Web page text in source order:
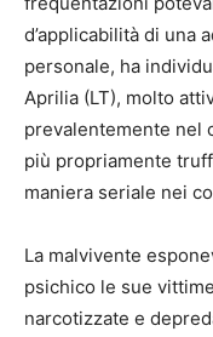
d’applicabilità di una
personale, ha
Aprilia (LT), molto
prevalentemente nel
più propriamente
maniera seriale nei
La malvivente
psichico le sue
narcotizzate e